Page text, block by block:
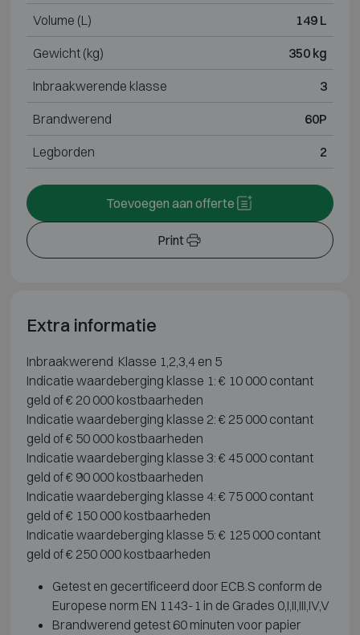
Volume (L) 149 L
Gewicht (kg) 350 kg
Inbraakwerende klasse 3
Brandwerend 60P
Legborden 2
Print
Toevoegen aan offerte
Extra informatie
Inbraakwerend Klasse 1,2,3,4 en 5
Indicatie waardeberging klasse 1: € 10 000 contant
geld of € 20 000 kostbaarheden
Indicatie waardeberging klasse 2: € 25 000 contant
geld of € 50 000 kostbaarheden
Indicatie waardeberging klasse 3: € 45 000 contant
geld of € 90 000 kostbaarheden
Indicatie waardeberging klasse 4: € 75 000 contant
geld of € 150 000 kostbaarheden
Indicatie waardeberging klasse 5: € 125 000 contant
geld of € 250 000 kostbaarheden
Getest en gecertificeerd door ECB.S conform de
Europese norm EN 1143-1 in de Grades 0,I,II,III,IV,V
Brandwerend getest 60 minuten voor papier